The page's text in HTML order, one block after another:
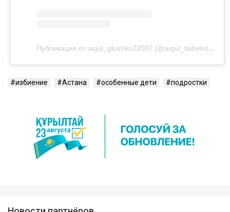
Публикация от aigul_glushko22007 (@aigul_taibekova2207)
избиение Астана особенные дети подростки